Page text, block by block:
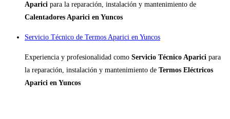
Aparici para la reparación, instalación y mantenimiento de
Calentadores Aparici en Yuncos
Servicio Técnico de Termos Aparici en Yuncos
Experiencia y profesionalidad como Servicio Técnico Aparici para
la reparación, instalación y mantenimiento de Termos Eléctricos
Aparici en Yuncos